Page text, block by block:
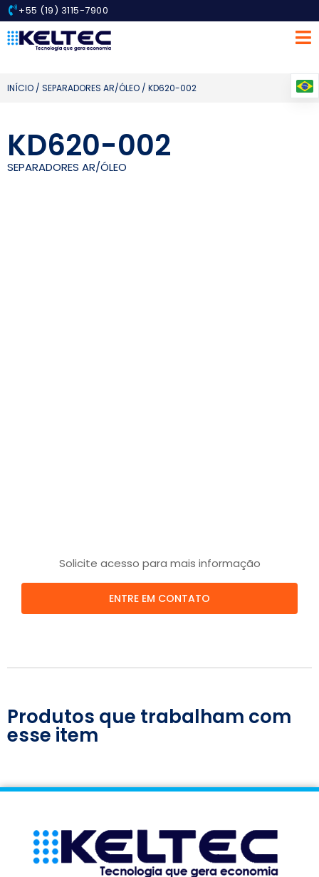
+55 (19) 3115-7900
INÍCIO / SEPARADORES AR/ÓLEO / KD620-002
KD620-002
SEPARADORES AR/ÓLEO
Solicite acesso para mais informação
ENTRE EM CONTATO
Produtos que trabalham com
esse item